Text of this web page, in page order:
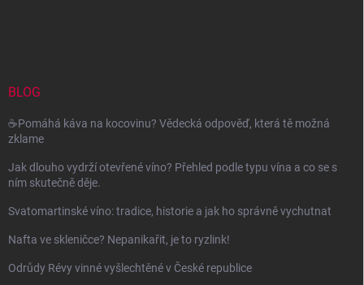
BLOG
☕Pomáhá káva na kocovinu? Vědecká odpověď, která tě možná
zklame
Jak dlouho vydrží otevřené víno? Přehled podle typu vína a co se s
ním skutečně děje.
Svatomartinské víno: tradice, historie a jak ho správně vychutnat
Nafta ve skleničce? Nepanikařit, je to ryzlink!
Odrůdy Révy vinné vyšlechtěné v České republice